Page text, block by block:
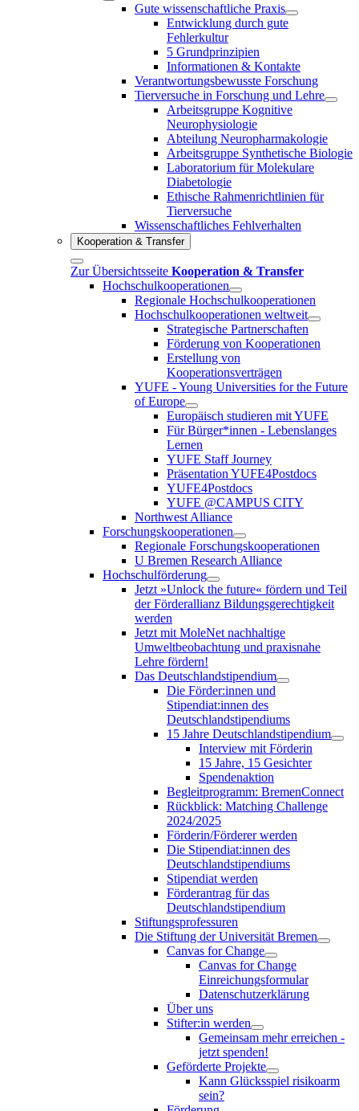
Gute wissenschaftliche Praxis
Entwicklung durch gute
Fehlerkultur
5 Grundprinzipien
Informationen & Kontakte
Verantwortungsbewusste Forschung
Tierversuche in Forschung und Lehre
Arbeitsgruppe Kognitive
Neurophysiologie
Abteilung Neuropharmakologie
Arbeitsgruppe Synthetische Biologie
Laboratorium für Molekulare
Diabetologie
Ethische Rahmenrichtlinien für
Tierversuche
Wissenschaftliches Fehlverhalten
Kooperation & Transfer
Zur Übersichtsseite Kooperation & Transfer
Hochschulkooperationen
Regionale Hochschulkooperationen
Hochschulkooperationen weltweit
Strategische Partnerschaften
Förderung von Kooperationen
Erstellung von
Kooperationsverträgen
YUFE - Young Universities for the Future
of Europe
Europäisch studieren mit YUFE
Für Bürger*innen - Lebenslanges
Lernen
YUFE Staff Journey
Präsentation YUFE4Postdocs
YUFE4Postdocs
YUFE @CAMPUS CITY
Northwest Alliance
Forschungskooperationen
Regionale Forschungskooperationen
U Bremen Research Alliance
Hochschulförderung
Jetzt »Unlock the future« fördern und Teil
der Förderallianz Bildungsgerechtigkeit
werden
Jetzt mit MoleNet nachhaltige
Umweltbeobachtung und praxisnahe
Lehre fördern!
Das Deutschlandstipendium
Die Förder:innen und
Stipendiat:innen des
Deutschlandstipendiums
15 Jahre Deutschlandstipendium
Interview mit Förderin
15 Jahre, 15 Gesichter
Spendenaktion
Begleitprogramm: BremenConnect
Rückblick: Matching Challenge
2024/2025
Förderin/Förderer werden
Die Stipendiat:innen des
Deutschlandstipendiums
Stipendiat werden
Förderantrag für das
Deutschlandstipendium
Stiftungsprofessuren
Die Stiftung der Universität Bremen
Canvas for Change
Canvas for Change
Einreichungsformular
Datenschutzerklärung
Über uns
Stifter:in werden
Gemeinsam mehr erreichen -
jetzt spenden!
Geförderte Projekte
Kann Glücksspiel risikoarm
sein?